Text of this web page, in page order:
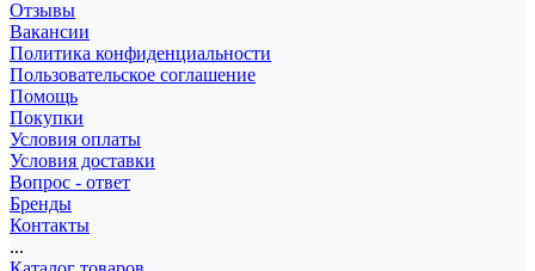
Отзывы
Вакансии
Политика конфиденциальности
Пользовательское соглашение
Помощь
Покупки
Условия оплаты
Условия доставки
Вопрос - ответ
Бренды
Контакты
...